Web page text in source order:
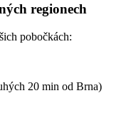
regionech
pobočkách:
20 min od Brna)